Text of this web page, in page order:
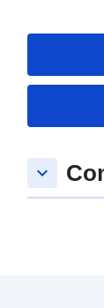
keyboard_arrow_down